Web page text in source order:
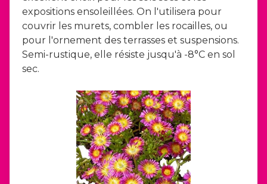
expositions ensoleillées. On l'utilisera pour
couvrir les murets, combler les rocailles, ou
pour l'ornement des terrasses et suspensions.
Semi-rustique, elle résiste jusqu'à -8°C en sol
sec.